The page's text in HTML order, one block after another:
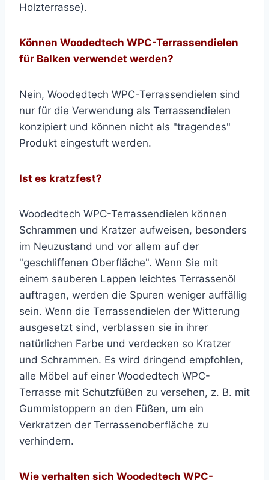
Holzterrasse).
Können Woodedtech WPC-Terrassendielen
für Balken verwendet werden?
Nein, Woodedtech WPC-Terrassendielen sind
nur für die Verwendung als Terrassendielen
konzipiert und können nicht als "tragendes"
Produkt eingestuft werden.
Ist es kratzfest?
Woodedtech WPC-Terrassendielen können
Schrammen und Kratzer aufweisen, besonders
im Neuzustand und vor allem auf der
"geschliffenen Oberfläche". Wenn Sie mit
einem sauberen Lappen leichtes Terrassenöl
auftragen, werden die Spuren weniger auffällig
sein. Wenn die Terrassendielen der Witterung
ausgesetzt sind, verblassen sie in ihrer
natürlichen Farbe und verdecken so Kratzer
und Schrammen. Es wird dringend empfohlen,
alle Möbel auf einer Woodedtech WPC-
Terrasse mit Schutzfüßen zu versehen, z. B. mit
Gummistoppern an den Füßen, um ein
Verkratzen der Terrassenoberfläche zu
verhindern.
Wie verhalten sich Woodedtech WPC-